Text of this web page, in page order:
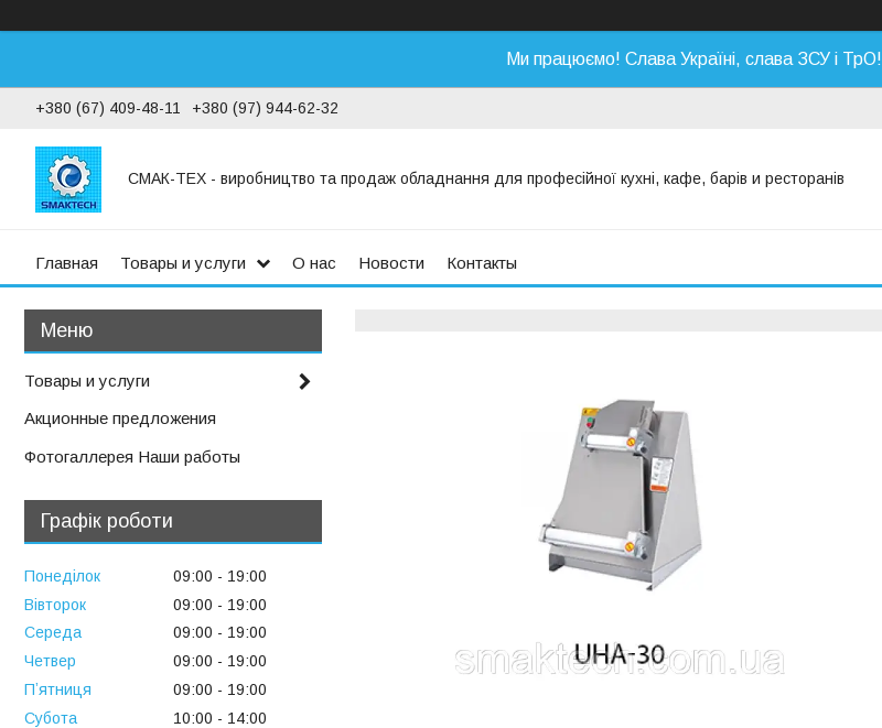
Ми працюємо! Слава Україні, слава ЗСУ і ТрО!
+380 (67) 409-48-11 +380 (97) 944-62-32
СМАК-ТЕХ - виробництво та продаж обладнання для професійної кухні, кафе, барів и ресторанів
Главная Товары и услуги О нас Новости Контакты
Товары и услуги
Акционные предложения
Фотогаллерея Наши работы
Графік роботи
Понеділок 09:00
19:00
Вівторок
09:00
19:00
Середа
09:00
19:00
Четвер
09:00
19:00
Пʼятниця
09:00
19:00
Субота
10:00
14:00